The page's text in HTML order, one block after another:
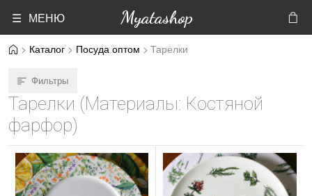
☰ МЕНЮ Myatashop
Каталог Посуда оптом Тарелки
Фильтры
Тарелки (Материалы: Костяной
фарфор)